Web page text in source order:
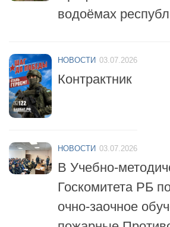
водоёмах
НОВОСТИ 03.07.2026
Контрактник
НОВОСТИ 03.07.2026
В Учебно-
Госкомитета РБ
очно-заочное
пожарные